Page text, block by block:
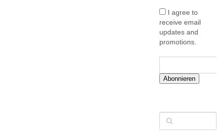
I agree to
receive email
updates and
promotions.
Abonnieren